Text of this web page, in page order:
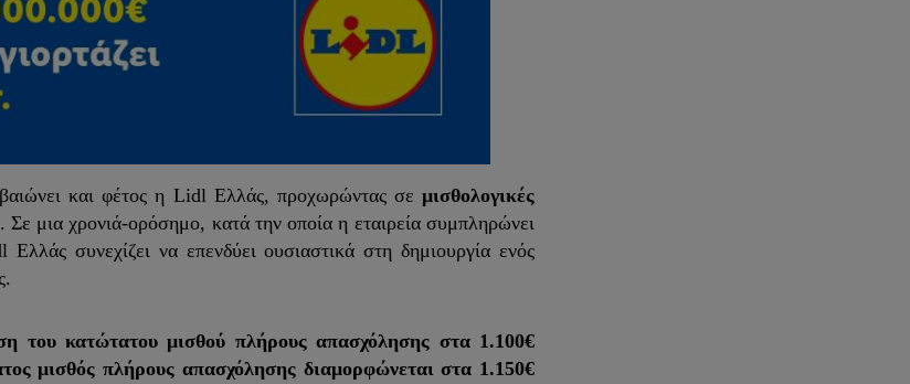
και φέτος η Lidl Ελλάς, προχωρώντας σε μισθολογικές
. Σε μια χρονιά-ορόσημο, κατά την οποία η εταιρεία συμπληρώνει
συνεχίζει να επενδύει ουσιαστικά στη δημιουργία ενός
του κατώτατου μισθού πλήρους απασχόλησης στα 1.100€
μισθός πλήρους απασχόλησης διαμορφώνεται στα 1.150€